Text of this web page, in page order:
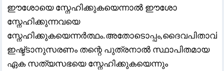
ഈശോയെ സ്നേഹിക്കുകയെന്നാൽ ഈശോ
സ്നേഹിക്കുന്നവയെ
ഇഷ്ട്ടാനുസരണം തന്റെ പുത്രനാൽ സ്ഥാപിതമായ
ഏക സത്യസഭയെ സ്നേഹിക്കുകയെന്നും